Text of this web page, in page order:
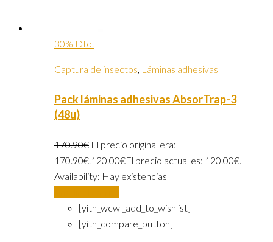
30% Dto.
Captura de insectos, Láminas adhesivas
Pack láminas adhesivas AbsorTrap-3
(48u)
170.90€ El precio original era:
170.90€. 120.00€El precio actual es: 120.00€.
Availability: Hay existencias
[yith_wcwl_add_to_wishlist]
[yith_compare_button]